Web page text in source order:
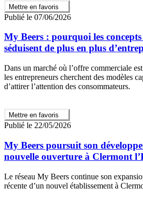
Mettre en favoris
Publié le 07/06/2026
My Beers : pourquoi les concepts
séduisent de plus en plus
Dans un marché où l’offre commerciale
les entrepreneurs cherchent des modèles
d’attirer l’attention des consommateurs.
Mettre en favoris
Publié le 22/05/2026
My Beers poursuit son
nouvelle ouverture à Clermont
Le réseau My Beers continue son
récente d’un nouvel établissement à